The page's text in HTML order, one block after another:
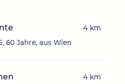
60 Jahre, aus Wien
4 km
4 km